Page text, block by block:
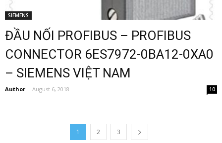
SIEMENS
ĐẦU NỐI PROFIBUS – PROFIBUS
CONNECTOR 6ES7972-0BA12-0XA0
– SIEMENS VIỆT NAM
Author - August 6, 2018 10
1 2 3